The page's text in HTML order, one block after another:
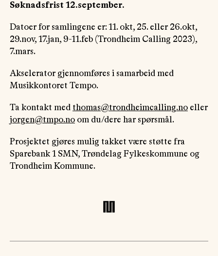
Søknadsfrist 12.september.
Datoer for samlingene er: 11. okt, 25. eller 26.okt,
29.nov, 17.jan, 9-11.feb (Trondheim Calling 2023),
7.mars.
Akselerator gjennomføres i samarbeid med
Musikkontoret Tempo.
Ta kontakt med thomas@trondheimcalling.no eller
jorgen@tmpo.no om du/dere har spørsmål.
Prosjektet gjøres mulig takket være støtte fra
Sparebank 1 SMN, Trøndelag Fylkeskommune og
Trondheim Kommune.